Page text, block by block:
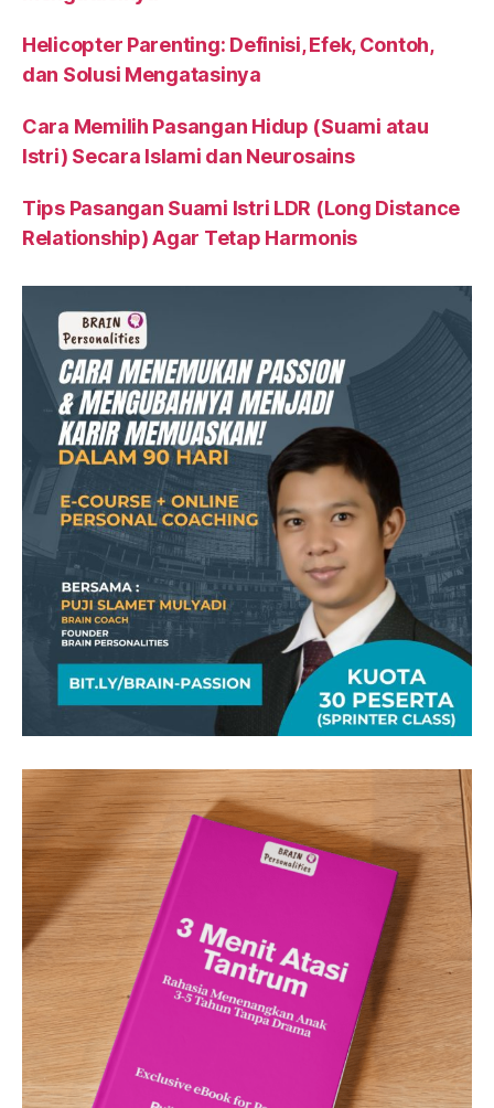
Helicopter Parenting: Definisi, Efek, Contoh,
dan Solusi Mengatasinya
Cara Memilih Pasangan Hidup (Suami atau
Istri) Secara Islami dan Neurosains
Tips Pasangan Suami Istri LDR (Long Distance
Relationship) Agar Tetap Harmonis